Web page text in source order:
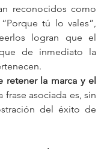
reconocidos como
tú lo vales”,
logran que el
de inmediato la
retener la marca y el
frase asociada es, sin
del éxito de